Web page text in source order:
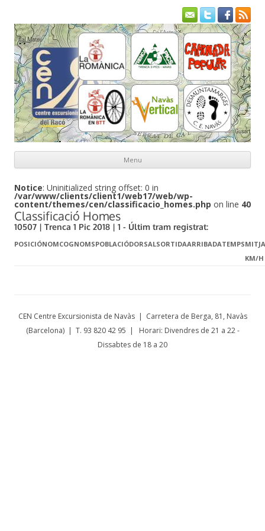
Menu
Skip to content
Notice: Uninitialized string offset: 0 in
/var/www/clients/client1/web17/web/wp-
content/themes/cen/classificacio_homes.php on line 40
Classificació Homes
10507 | Trenca 1 Pic 2018 | 1 - Últim tram registrat:
POSICIÓNOMCOGNOMSPOBLACIÓDORSALSORTIDAARRIBADATEMPSMITJA
KM/H
CEN Centre Excursionista de Navàs | Carretera de Berga, 81, Navàs
(Barcelona) | T. 93 820 42 95 | Horari: Divendres de 21 a 22 -
Dissabtes de 18 a 20